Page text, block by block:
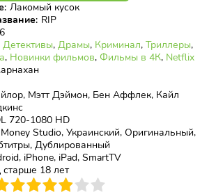
: Лакомый кусок
: RIP
Детективы, Драмы, Криминал, Триллеры,
, Новинки фильмов, Фильмы в 4К, Netflix
Мэтт Дэймон, Бен Аффлек, Кайл
720-1080 HD
Studio, Украинский, Оригинальный,
Дублированный
iPhone, iPad, SmartTV
18 лет
9 10